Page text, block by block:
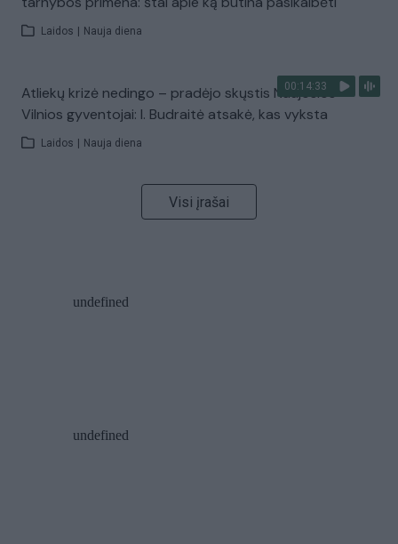
Laidos Nauja diena
00:14:33
Atliekų krizė nedingo – pradėjo skųstis Naujosios
Vilnios gyventojai: I. Budraitė atsakė, kas vyksta
Laidos Nauja diena
Visi įrašai